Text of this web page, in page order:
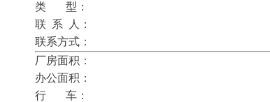
类 型：
联 系 人：
联系方式：
厂房面积： 厂
办公面积： 宿
行 车：